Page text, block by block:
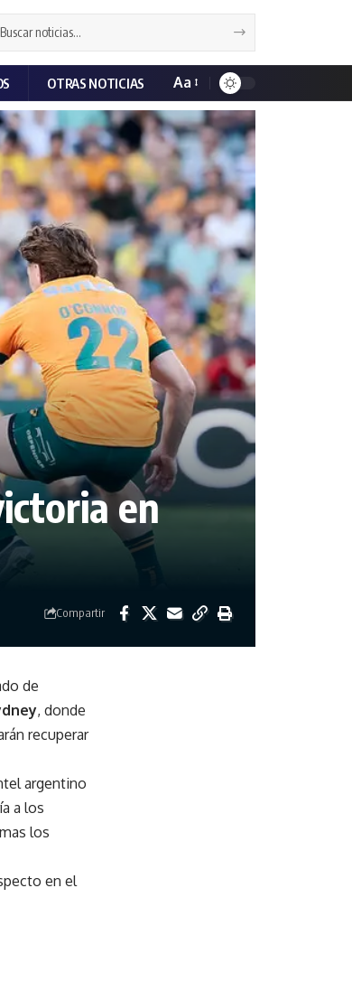
OTRAS NOTICIAS Aa
en
Compartir
de
, donde
recuperar
argentino
a los
los
en el